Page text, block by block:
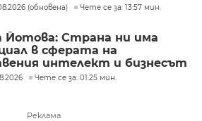
(обновена) Чете се за: 13:57 мин.
Йотова: Страна ни има
в сферата на
интелект и бизнесът
тези перспективи
Чете се за: 01:25 мин.
Реклама